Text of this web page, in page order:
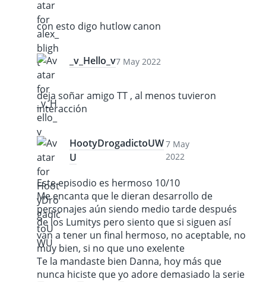
con esto digo hutlow canon
_v_Hello_v7 May 2022
deja soñar amigo TT , al menos tuvieron
interacción
HootyDrogadictoUW
U
7 May
2022
Este episodio es hermoso 10/10
Me encanta que le dieran desarrollo de
personajes aún siendo medio tarde después
de los Lumitys pero siento que si siguen así
van a tener un final hermoso, no aceptable, no
muy bien, si no que uno exelente
Te la mandaste bien Danna, hoy más que
nunca hiciste que yo adore demasiado la serie